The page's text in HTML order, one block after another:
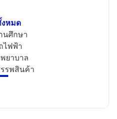
หมด
นศึกษา
ไฟฟ้า
ยาบาล
รพสินค้า